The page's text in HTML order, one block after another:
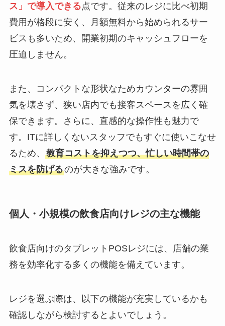
ス」で導入できる点です。従来のレジに比べ初期
費用が格段に安く、月額無料から始められるサー
ビスも多いため、開業初期のキャッシュフローを
圧迫しません。
また、コンパクトな形状なためカウンターの雰囲
気を壊さず、狭い店内でも接客スペースを広く確
保できます。さらに、直感的な操作性も魅力で
す。ITに詳しくないスタッフでもすぐに使いこなせ
るため、 教育コストを抑えつつ、忙しい時間帯の
ミスを防げるのが大きな強みです。
個人・小規模の飲食店向けレジの主な機能
飲食店向けのタブレットPOSレジには、店舗の業
務を効率化する多くの機能を備えています。
レジを選ぶ際は、以下の機能が充実しているかも
確認しながら検討するとよいでしょう。